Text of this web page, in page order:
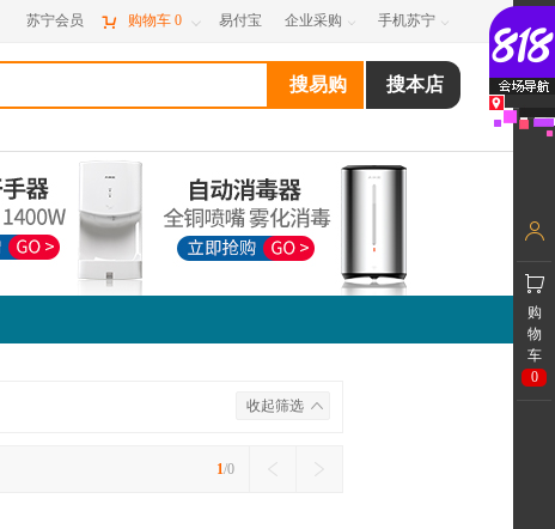
苏宁会员  购物车 0  易付宝 企业采购  手机苏宁 
收起筛选
1/0
购
物
车
0